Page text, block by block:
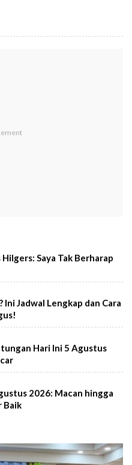
Saya Tak Berharap
Ini Jadwal Lengkap dan Cara
Hari Ini 5 Agustus
2026: Macan hingga
Baik